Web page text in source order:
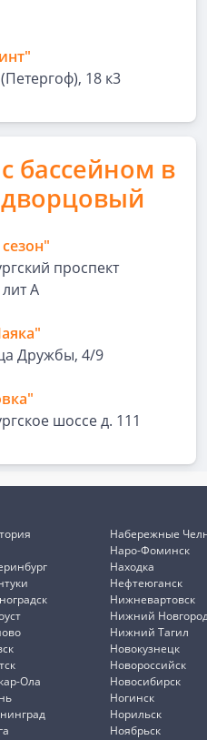
18 к3
бассейном в
проспект
А
Дружбы, 4/9
шоссе д. 111
Ола
Набережные
Наро-Фоминск
Находка
Нефтеюганск
Нижневартовск
Нижний
Нижний Тагил
Новокузнецк
Новороссийск
Новосибирск
Ногинск
Норильск
Ноябрьск